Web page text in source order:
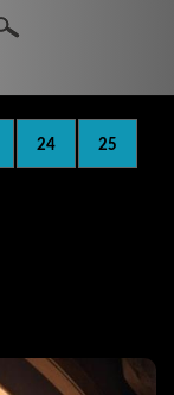
24 25